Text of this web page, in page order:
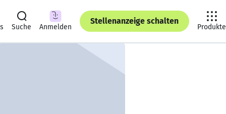
Suche Anmelden
Stellenanzeige schalten
Produkte